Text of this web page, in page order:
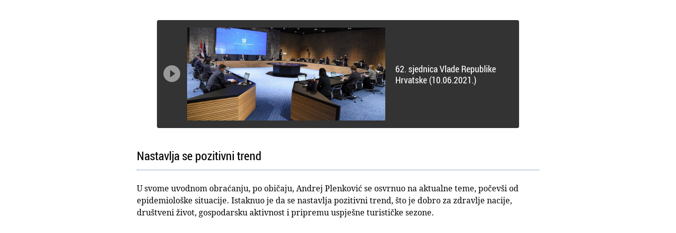

62. sjednica Vlade Republike
Hrvatske (10.06.2021.)
Nastavlja se pozitivni trend
U svome uvodnom obraćanju, po običaju, Andrej Plenković se osvrnuo na aktualne teme, počevši od
epidemiološke situacije. Istaknuo je da se nastavlja pozitivni trend, što je dobro za zdravlje nacije,
društveni život, gospodarsku aktivnost i pripremu uspješne turističke sezone.